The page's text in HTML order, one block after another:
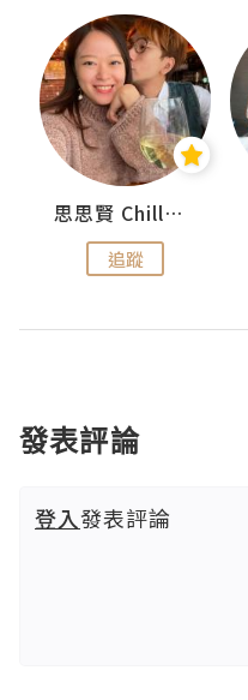
思思賢 ChillMyBabe
追蹤
發表評論
登入發表評論